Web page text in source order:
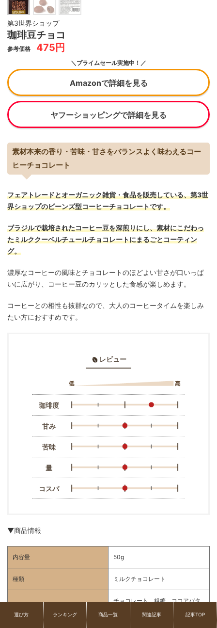
第3世界ショップ
珈琲豆チョコ
参考価格 475円
＼プライムセール実施中！／
Amazonで詳細を見る
ヤフーショッピングで詳細を見る
素材本来の香り・苦味・甘さをバランスよく味わえるコー
ヒーチョコレート
フェアトレードとオーガニック雑貨・食品を販売している、第3世
界ショップのビーンズ型コーヒーチョコレートです。
ブラジルで栽培されたコーヒー豆を深煎りにし、素材にこだわっ
たミルククーベルチュールチョコレートにまるごとコーティン
グ。
濃厚なコーヒーの風味とチョコレートのほどよい甘さが口いっぱ
いに広がり、コーヒー豆のカリッとした食感が楽しめます。
コーヒーとの相性も抜群なので、大人のコーヒータイムを楽しみ
たい方におすすめです。
レビュー
珈琲度
甘み
苦味
量
コスパ
▼商品情報
内容量 50g
種類 ミルクチョコレート
チョコレート、粗糖、ココアバタ
ー、コーヒー豆など
選び方 ランキング 商品一覧 関連記事 記事TOP